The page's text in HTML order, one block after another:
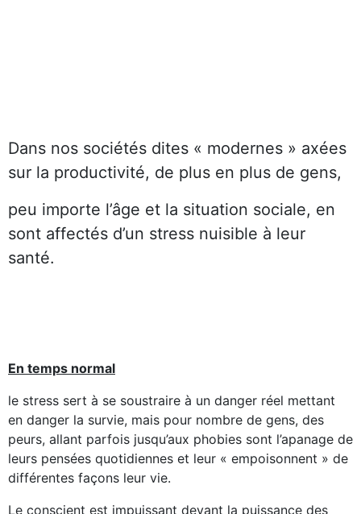
Dans nos sociétés dites « modernes » axées
sur la productivité, de plus en plus de gens,
peu importe l’âge et la situation sociale, en
sont affectés d’un stress nuisible à leur
santé.
En temps normal
le stress sert à se soustraire à un danger réel mettant
en danger la survie, mais pour nombre de gens, des
peurs, allant parfois jusqu’aux phobies sont l’apanage de
leurs pensées quotidiennes et leur « empoisonnent » de
différentes façons leur vie.
Le conscient est impuissant devant la puissance des